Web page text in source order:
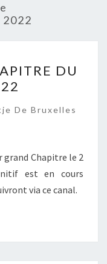
DU
De Bruxelles
grand Chapitre le 2
est en cours
via ce canal.